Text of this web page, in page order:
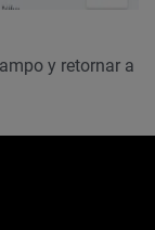
y retornar a